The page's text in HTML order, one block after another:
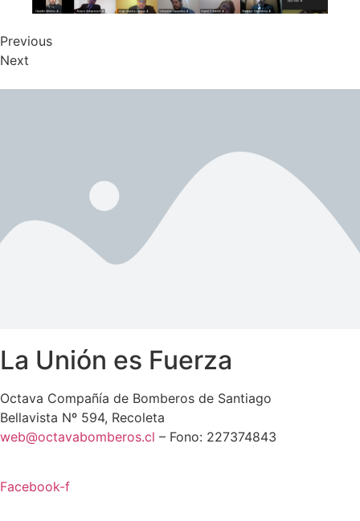
Previous
Next
La Unión es Fuerza
Octava Compañía de Bomberos de Santiago
Bellavista Nº 594, Recoleta
web@octavabomberos.cl – Fono: 227374843
Facebook-f